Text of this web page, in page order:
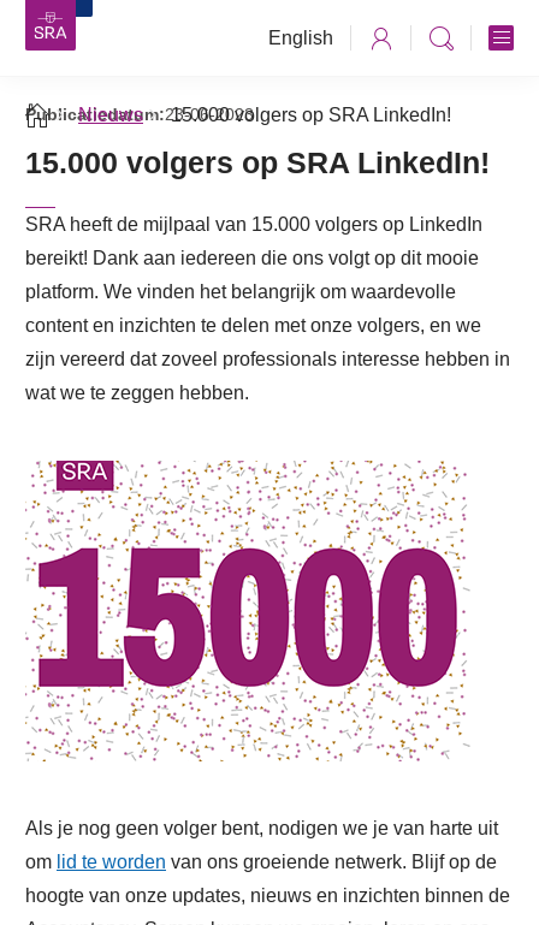
English
Nieuws 15.000 volgers op SRA LinkedIn!
Publicatiedatum:23-06-2023
15.000 volgers op SRA LinkedIn!
SRA heeft de mijlpaal van 15.000 volgers op LinkedIn
bereikt! Dank aan iedereen die ons volgt op dit mooie
platform. We vinden het belangrijk om waardevolle
content en inzichten te delen met onze volgers, en we
zijn vereerd dat zoveel professionals interesse hebben in
wat we te zeggen hebben.
Als je nog geen volger bent, nodigen we je van harte uit
om lid te worden van ons groeiende netwerk. Blijf op de
hoogte van onze updates, nieuws en inzichten binnen de